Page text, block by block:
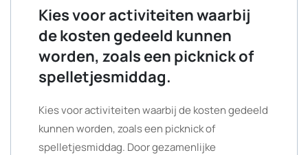
Kies voor activiteiten waarbij
de kosten gedeeld kunnen
worden, zoals een picknick of
spelletjesmiddag.
Kies voor activiteiten waarbij de kosten gedeeld
kunnen worden, zoals een picknick of
spelletjesmiddag. Door gezamenlijke